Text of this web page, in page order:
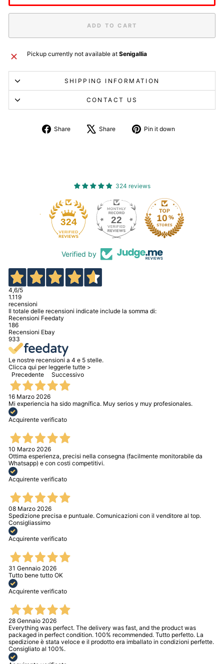
ADD TO CART
Pickup currently not available at Senigallia
SHIPPING INFORMATION
CONTACT US
Share
Share
Share
Tweet
about
Pin it down
324 reviews
324 22
Verified by
4,6/5
1.119
recensioni
Il totale delle recensioni indicate include la somma di:
Recensioni Feedaty
186
Recensioni Ebay
933
Le nostre recensioni a 4 e 5 stelle.
Clicca qui per leggerle tutte >
Precedente
Successivo
16 Marzo 2026
Mi experiencia ha sido magnífica. Muy serios y muy profesionales.
Acquirente verificato
10 Marzo 2026
Ottima esperienza, precisi nella consegna (facilmente monitorabile da
Whatsapp) e con costi competitivi.
Acquirente verificato
08 Marzo 2026
Spedizione precisa e puntuale. Comunicazioni con il venditore al top.
Consigliassimo
Acquirente verificato
31 Gennaio 2026
Tutto bene tutto OK
Acquirente verificato
28 Gennaio 2026
Everything was perfect. The delivery was fast, and the product was
packaged in perfect condition. 100% recommended. Tutto perfetto. La
spedizione è stata veloce e il prodotto era imballato in condizioni perfette.
Consigliato al 100%.